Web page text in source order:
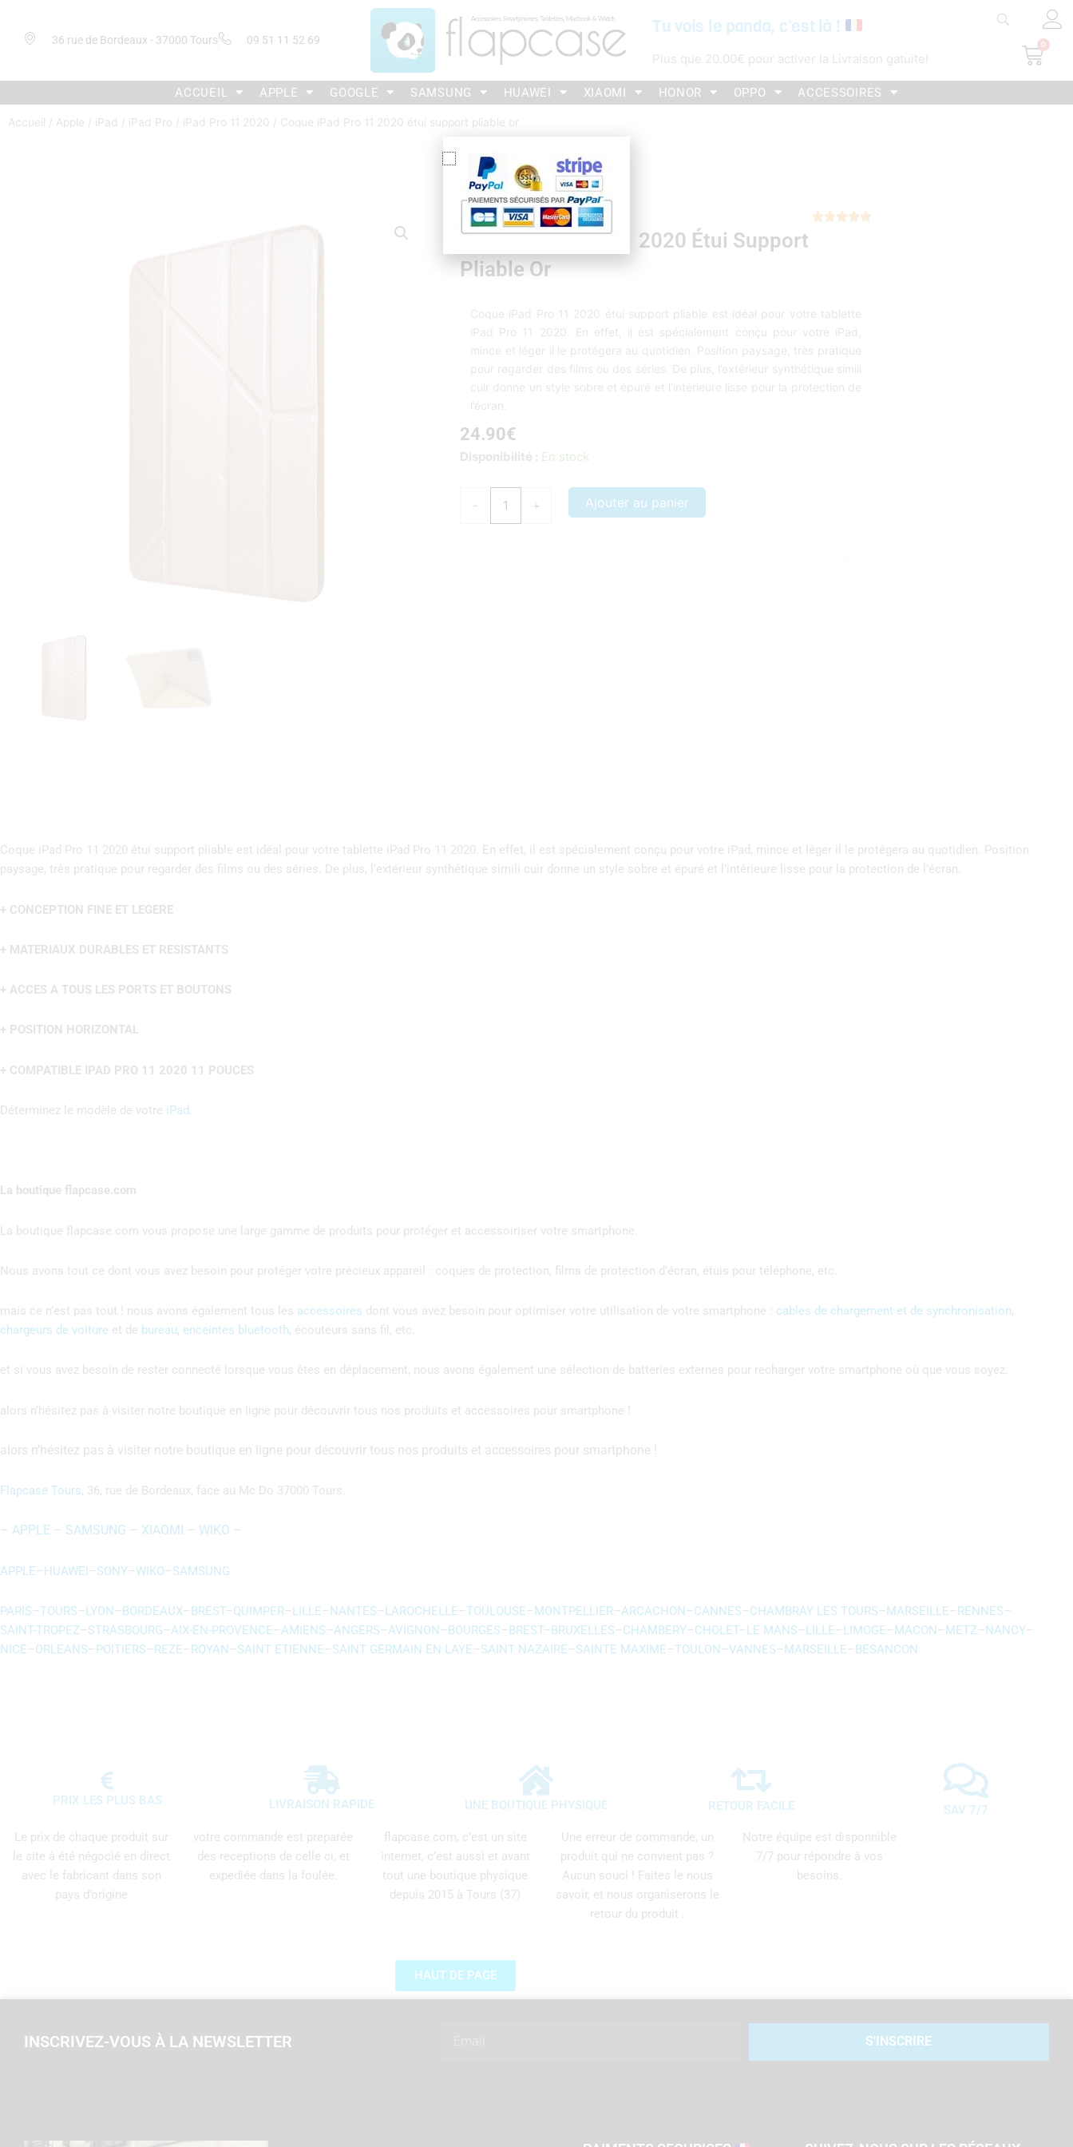
36 rue de Bordeaux - 37000 Tours 09 51 11 52 69
Tu vois le panda, c'est là !
Plus que 20.00€ pour activer la Livraison gatuite!
0
ACCUEIL APPLE GOOGLE SAMSUNG HUAWEI XIAOMI HONOR OPPO ACCESSOIRES
Accueil / Apple / iPad / iPad Pro / iPad Pro 11 2020 / Coque iPad Pro 11 2020 étui support pliable or

Coque IPad Pro 11 2020 Étui Support
Pliable Or
Coque iPad Pro 11 2020 étui support pliable est idéal pour votre tablette
iPad Pro 11 2020. En effet, il est spécialement conçu pour votre iPad,
mince et léger il le protégera au quotidien. Position paysage, très pratique
pour regarder des films ou des séries. De plus, l’extérieur synthétique simili
cuir donne un style sobre et épuré et l’intérieure lisse pour la protection de
l’écran.
24.90€
Disponibilité : En stock
-
quantité
+ Ajouter au panier
Coque iPad Pro 11 2020 étui support pliable est idéal pour votre tablette iPad Pro 11 2020. En effet, il est spécialement conçu pour votre iPad, mince et léger il le protégera au quotidien. Position
paysage, très pratique pour regarder des films ou des séries. De plus, l’extérieur synthétique simili cuir donne un style sobre et épuré et l’intérieure lisse pour la protection de l’écran.
+ CONCEPTION FINE ET LEGERE
+ MATERIAUX DURABLES ET RESISTANTS
+ ACCES A TOUS LES PORTS ET BOUTONS
+ POSITION HORIZONTAL
+ COMPATIBLE IPAD PRO 11 2020 11 POUCES
Déterminez le modèle de votre iPad
La boutique flapcase.com
La boutique flapcase.com vous propose une large gamme de produits pour protéger et accessoiriser votre smartphone.
Nous avons tout ce dont vous avez besoin pour protéger votre précieux appareil : coques de protection, films de protection d’écran, étuis pour téléphone, etc.
mais ce n’est pas tout ! nous avons également tous les accessoires dont vous avez besoin pour optimiser votre utilisation de votre smartphone : cables de chargement et de synchronisation,
chargeurs de voiture et de bureau, enceintes bluetooth, écouteurs sans fil, etc.
et si vous avez besoin de rester connecté lorsque vous êtes en déplacement, nous avons également une sélection de batteries externes pour recharger votre smartphone où que vous soyez.
alors n’hésitez pas à visiter notre boutique en ligne pour découvrir tous nos produits et accessoires pour smartphone !
alors n’hésitez pas à visiter notre boutique en ligne pour découvrir tous nos produits et accessoires pour smartphone !
Flapcase Tours, 36, rue de Bordeaux, face au Mc Do 37000 Tours.
– APPLE – SAMSUNG – XIAOMI – WIKO –
APPLE–HUAWEI–SONY–WIKO–SAMSUNG
PARIS–TOURS–LYON –BORDEAUX–BREST–QUIMPER–LILLE–NANTES–LAROCHELLE–TOULOUSE–MONTPELLIER–ARCACHON –CANNES–CHAMBRAY LES TOURS–MARSEILLE–RENNES–
SAINT-TROPEZ–STRASBOURG–AIX-EN-PROVENCE–AMIENS–ANGERS–AVIGNON –BOURGES–BREST–BRUXELLES–CHAMBERY–CHOLET–LE MANS–LILLE–LIMOGE–MACON –METZ–NANCY–
NICE–ORLEANS–POITIERS–REZE–ROYAN –SAINT ETIENNE–SAINT GERMAIN EN LAYE–SAINT NAZAIRE–SAINTE MAXIME–TOULON –VANNES–MARSEILLE–BESANCON
PRIX LES PLUS BAS LIVRAISON RAPIDE UNE BOUTIQUE PHYSIQUE RETOUR FACILE
SAV 7/7
Le prix de chaque produit sur
le site à été négocié en direct
avec le fabricant dans son
pays d’origine
votre commande est preparée
des receptions de celle ci, et
expediée dans la foulée.
flapcase.com, c’est un site
internet, c’est aussi et avant
tout une boutique physique
depuis 2015 à Tours (37)
Une erreur de commande, un
produit qui ne convient pas ?
Aucun souci ! Faites le nous
savoir, et nous organiserons le
retour du produit .
Notre équipe est disponnible
7/7 pour répondre à vos
besoins.
HAUT DE PAGE
INSCRIVEZ-VOUS À LA NEWSLETTER S'INSCRIRE